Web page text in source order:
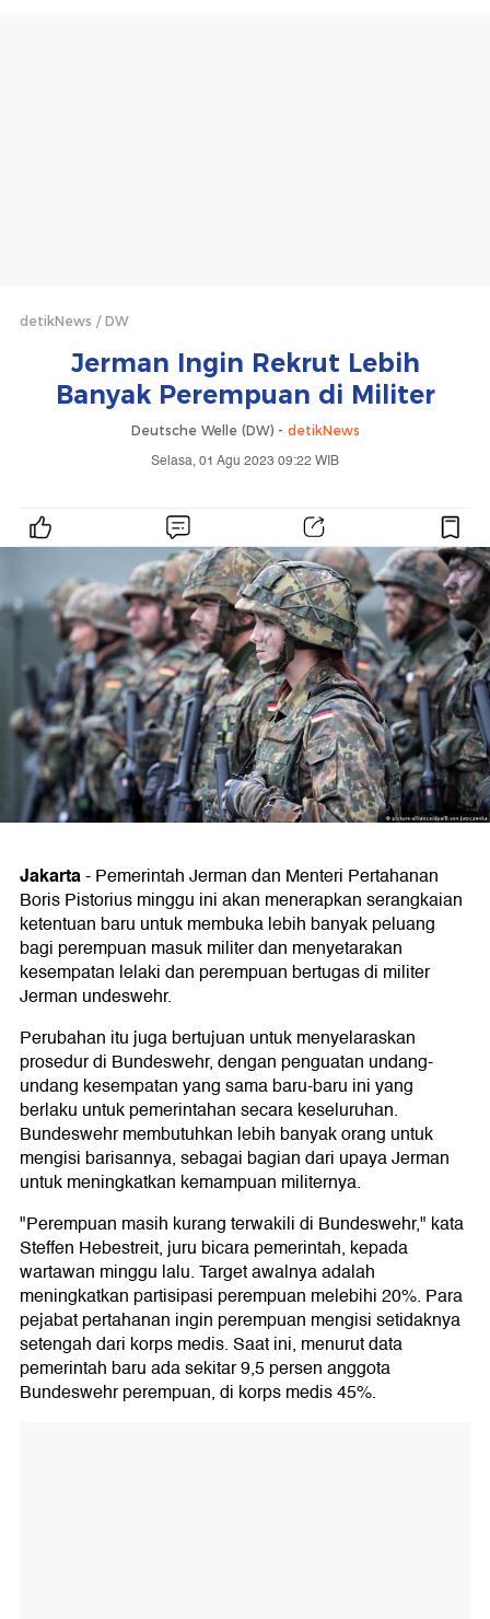
detikNews DW
Jerman Ingin Rekrut Lebih
Banyak Perempuan di Militer
Deutsche Welle (DW) - detikNews
Selasa, 01 Agu 2023 09:22 WIB
Jakarta-Pemerintah Jerman dan Menteri Pertahanan
Boris Pistorius minggu ini akan menerapkan serangkaian
ketentuan baru untuk membuka lebih banyak peluang
bagi perempuan masuk militer dan menyetarakan
kesempatan lelaki dan perempuan bertugas di militer
Jerman undeswehr.
Perubahan itu juga bertujuan untuk menyelaraskan
prosedur di Bundeswehr, dengan penguatan undang-
undang kesempatan yang sama baru-baru ini yang
berlaku untuk pemerintahan secara keseluruhan.
Bundeswehr membutuhkan lebih banyak orang untuk
mengisi barisannya, sebagai bagian dari upaya Jerman
untuk meningkatkan kemampuan militernya.
"Perempuan masih kurang terwakili di Bundeswehr," kata
Steffen Hebestreit, juru bicara pemerintah, kepada
wartawan minggu lalu. Target awalnya adalah
meningkatkan partisipasi perempuan melebihi 20%. Para
pejabat pertahanan ingin perempuan mengisi setidaknya
setengah dari korps medis. Saat ini, menurut data
pemerintah baru ada sekitar 9,5 persen anggota
Bundeswehr perempuan, di korps medis 45%.